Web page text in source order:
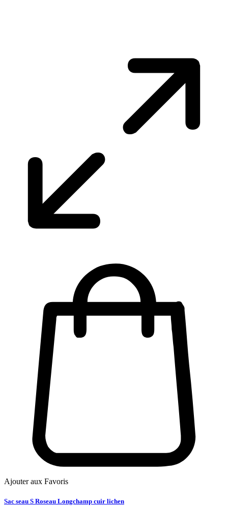
Ajouter aux Favoris
Sac seau S Roseau Longchamp cuir lichen